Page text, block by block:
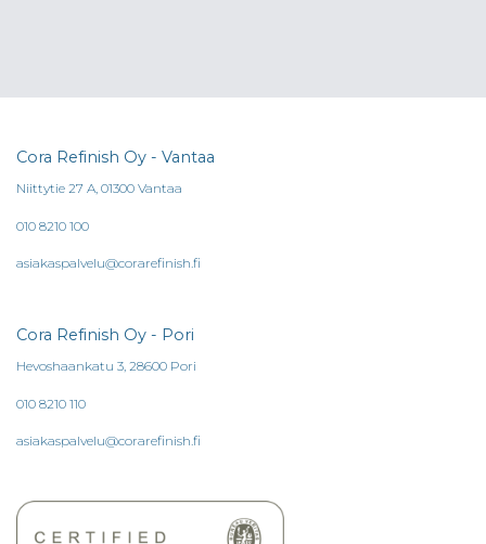
Cora Refinish Oy - Vantaa
Niittytie 27 A, 01300 Vantaa
010 8210 100
asiakaspalvelu@corarefinish.fi
Cora Refinish Oy - Pori
Hevoshaankatu 3, 28600 Pori
010 8210 110
asiakaspalvelu@corarefinish.fi